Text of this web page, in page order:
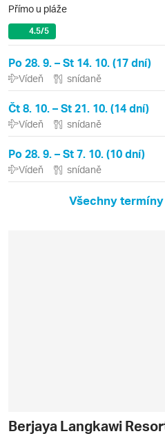
Přímo u pláže
4.5/5
Po 28. 9. – St 14. 10. (17 dní)
Vídeň snídaně
Čt 8. 10. – St 21. 10. (14 dní)
Vídeň snídaně
Po 28. 9. – St 7. 10. (10 dní)
Vídeň snídaně
Všechny
Berjaya Langkawi